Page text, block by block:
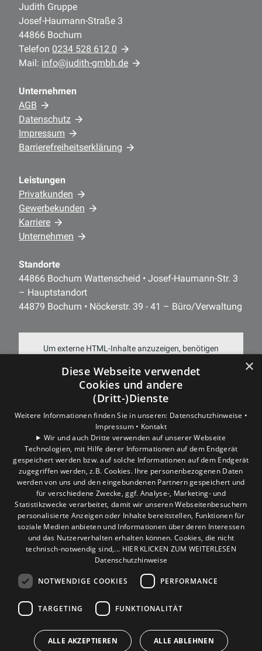
Judith Gruppe
Josef-Haumann-Straße 3
44866 Bochum
Telefon 0234 528 612 0
Mail: info@judith-gmbh.de
Unternehmen
AGB
Datenschutz
Impressum
Barrierefreiheitserklärung
Leistungen
Privatkunden
Gewerbekunden
Karriere
Unternehmen
Standorte
44866 Bochum Wattenscheid • Josef-Haumann-Str. 3
– Hauptstandort
44879 Bochum • Nöckerstr. 39 - 41 – Büro/Verwaltung
Um externe HTML-Inhalte anzuzeigen, benötigen
Weitere Informationen finden Sie in unserer
Datenschutzerklärung.
COOKIE-EINSTELLUNGEN ÖFFNEN
×
Diese Webseite verwendet
Cookies und andere
(Dritt-)Dienste
Weitere Informationen finden Sie in unseren: Datenschutzhinweise •
Impressum • Kontakt
Wir und auch Dritte verwenden auf unserer Webseite
Technologien, mit Hilfe derer Informationen auf dem Endgerät
gespeichert werden bzw. auf solche Informationen auf dem Endgerät
zugegriffen werden, z.B. Cookies. Ihre personenbezogenen Daten
werden von uns und den eingebundenen Partnern gespeichert und
für verschiedene Zwecke, ggf. Analyse-, Marketing- und
Statistikzwecke verarbeitet, damit wir unseren Webseitenbesuchern
personalisierte Anzeigen oder Inhalte bereitstellen, Funktionen für
soziale Medien anbieten und Informationen über deren Interessen
und das Nutzerverhalten erhalten können. Cookies, die nicht
technisch-notwendig sind,... HIER KLICKEN ZUM WEITERLESEN
Datenschutzhinweise
NOTWENDIGE COOKIES PERFORMANCE
TARGETING FUNKTIONALITÄT
ALLE AKZEPTIEREN ALLE ABLEHNEN